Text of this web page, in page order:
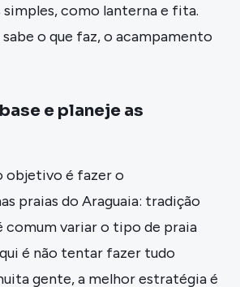
como lanterna e fita.
sabe o que faz, o acampamento
e planeje as
objetivo é fazer o
praias do Araguaia: tradição
comum variar o tipo de praia
é não tentar fazer tudo
gente, a melhor estratégia é